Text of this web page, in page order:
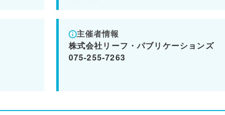
主催者情報
株式会社リーフ・パブリケーションズ
075-255-7263